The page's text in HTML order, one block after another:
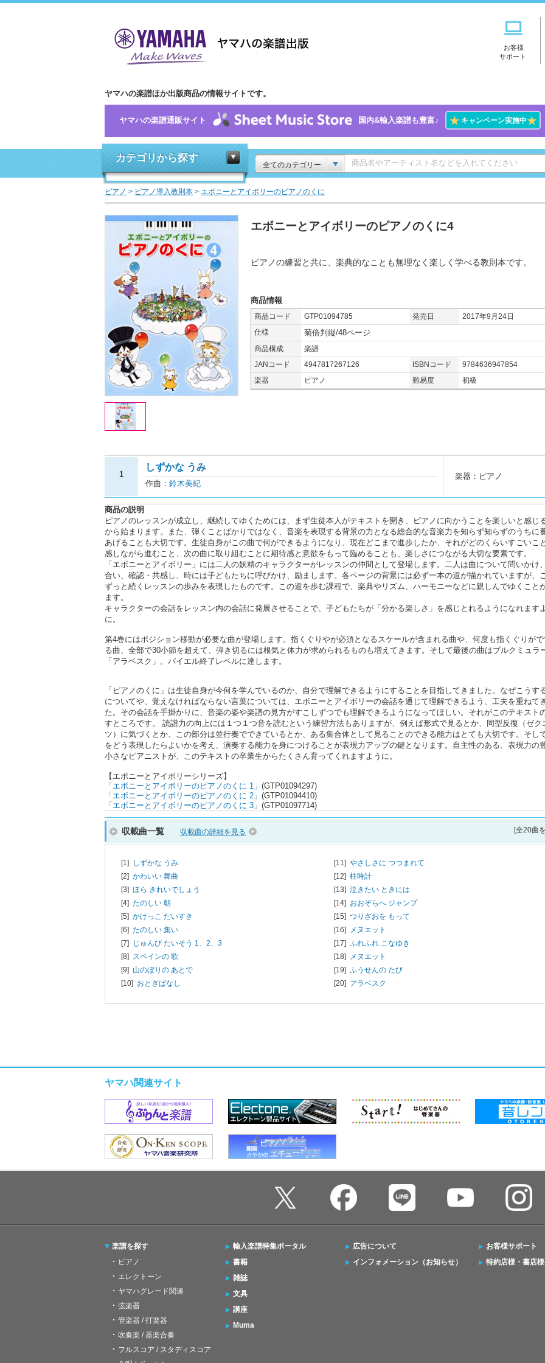
お客様
サポート
ヤマハの楽譜ほか出版商品の情報サイトです。
ヤマハの楽譜通販サイト 国内&輸入楽譜も豊富♪ ★キャンペーン実施中★
カテゴリから探す
全てのカテゴリー
ピアノ > ピアノ導入教則本 > エボニーとアイボリーのピアノのくに
エボニーとアイボリーのピアノのくに4
ピアノの練習と共に、楽典的なことも無理なく楽しく学べる教則本です。
商品情報
商品コード GTP01094785 発売日
2017年9月24日
仕様
菊倍判縦/48ページ
商品構成
楽譜
JANコード
4947817267126 ISBNコード
9784636947854
楽器
ピアノ 難易度 初級
1
しずかな うみ
作曲： 鈴木美紀
楽器：ピアノ
商品の説明
ピアノのレッスンが成立し、継続してゆくためには、まず生徒本人がテキストを開き、ピアノに向かうことを楽しいと感じ
から始まります。また、弾くことばかりではなく、音楽を表現する背景の力となる総合的な音楽力を知らず知らずのうちに
あげることも大切です。生徒自身がこの曲で何ができるようになり、現在どこまで進歩したか、それがどのくらいすごいこ
感しながら進むこと、次の曲に取り組むことに期待感と意欲をもって臨めることも、楽しさにつながる大切な要素です。
「エボニーとアイボリー」には二人の妖精のキャラクターがレッスンの仲間として登場します。二人は曲について問いかけ
合い、確認・共感し、時には子どもたちに呼びかけ、励まします。各ページの背景には必ず一本の道が描かれていますが、
ずっと続くレッスンの歩みを表現したものです。この道を歩む課程で、楽典やリズム、ハーモニーなどに親しんでゆくこと
ます。
キャラクターの会話をレッスン内の会話に発展させることで、子どもたちが「分かる楽しさ」を感じとれるようになれます
に。
第4巻にはポジション移動が必要な曲が登場します。指くぐりやが必須となるスケールが含まれる曲や、何度も指くぐりが
る曲、全部で30小節を超えて、弾き切るには根気と体力が求められるものも増えてきます。そして最後の曲はブルクミュラ
「アラベスク」。バイエル終了レベルに達します。
「ピアノのくに」は生徒自身が今何を学んでいるのか、自分で理解できるようにすることを目指してきました。なぜこうす
についてや、覚えなければならない言葉については、エボニーとアイボリーの会話を通じて理解できるよう、工夫を重ねて
た。その会話を手掛かりに、音楽の姿や楽譜の見方がすこしずつでも理解できるようになってほしい。それがこのテキスト
すところです。 読譜力の向上には１つ１つ音を読むという練習方法もありますが、例えば形式で見るとか、同型反復（ゼク
ツ）に気づくとか、この部分は並行奏でできているとか、ある集合体として見ることのできる能力はとても大切です。そし
をどう表現したらよいかを考え、演奏する能力を身につけることが表現力アップの鍵となります。自主性のある、表現力の
小さなピアニストが、このテキストの卒業生からたくさん育ってくれますように。
【エボニーとアイボリーシリーズ】
「エボニーとアイボリーのピアノのくに 1」 (GTP01094297)
「エボニーとアイボリーのピアノのくに 2」 (GTP01094410)
「エボニーとアイボリーのピアノのくに 3」 (GTP01097714)
収載曲一覧 収載曲の詳細を見る [全20曲
[1] しずかな うみ
[2] かわいい 舞曲
[3] ほら きれいでしょう
[4] たのしい 朝
[5] かけっこ だいすき
[6] たのしい 集い
[7] じゅんび たいそう 1、2、3
[8] スペインの 歌
[9] 山のぼりの あとで
[10] おとぎばなし
[11] やさしさに つつまれて
[12] 柱時計
[13] 泣きたい ときには
[14] おおぞらへ ジャンプ
[15] つりざおを もって
[16] メヌエット
[17] ふれふれ こなゆき
[18] メヌエット
[19] ふうせんの たび
[20] アラベスク
ヤマハ関連サイト
楽譜を探す
ピアノ
エレクトーン
ヤマハグレード関連
弦楽器
管楽器 / 打楽器
吹奏楽 / 器楽合奏
フルスコア / スタディスコア
輸入楽譜特集ポータル
書籍
雑誌
文具
講座
Muma
広告について
インフォメーション（お知らせ）
お客様サポート
特約店様・書店